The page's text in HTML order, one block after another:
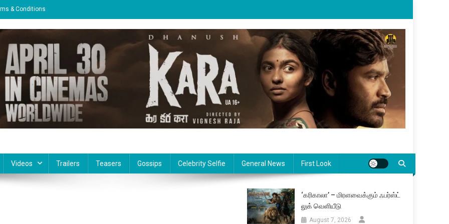
& Conditions
Videos Trailers Teasers Gossips Celebrity Selfie General News First Look
‘கரிகாலா’ – மிரளவைக்கும் ஃபர்ஸ்ட்
லுக் வெளியீடு
August 7, 2026